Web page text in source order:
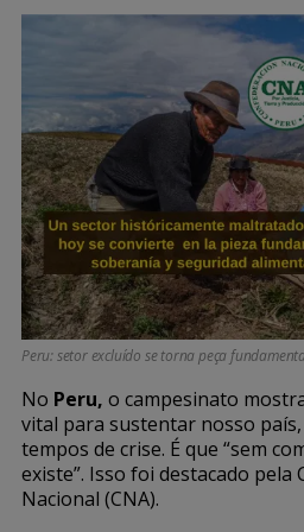
Peru: setor excluído se torna peça
No Peru, o campesinato
vital para sustentar nosso
tempos de crise. É que “sem
existe”. Isso foi destacado pela
Nacional (CNA).